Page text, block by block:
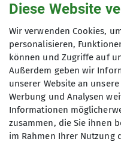
die ich selbst genutzt
Fahrgast schnell,
in die Berge zu
Auf einer
wurde uns
bei diesem Namen
so hat der Inhalt
Diese Website
Wir verwenden Cookies,
personalisieren,
können und Zugriffe auf
Außerdem geben wir
unserer Website an
Werbung und Analysen
Informationen
zusammen, die Sie ihnen
im Rahmen Ihrer Nutzung